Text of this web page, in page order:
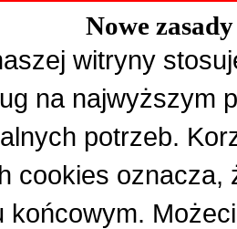
Nowe
witryny
na najwyższym
potrzeb.
cookies oznacza,
końcowym.